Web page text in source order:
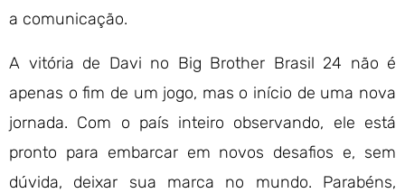
a comunicação.
A vitória de Davi no Big Brother Brasil 24 não é
apenas o fim de um jogo, mas o início de uma nova
jornada. Com o país inteiro observando, ele está
pronto para embarcar em novos desafios e, sem
dúvida, deixar sua marca no mundo. Parabéns,